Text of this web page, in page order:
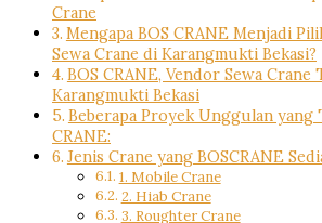
Crane
Mengapa BOS CRANE Menjadi
Sewa Crane di Karangmukti Bekasi?
BOS CRANE, Vendor Sewa Crane
Karangmukti Bekasi
Beberapa Proyek Unggulan yang
CRANE:
Jenis Crane yang BOSCRANE
1. Mobile Crane
2. Hiab Crane
3. Roughter Crane